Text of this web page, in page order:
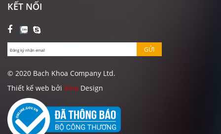
KẾT NỐI
GỬI
© 2020 Bach Khoa Company Ltd.
Thiết kế web bởi Vina Design